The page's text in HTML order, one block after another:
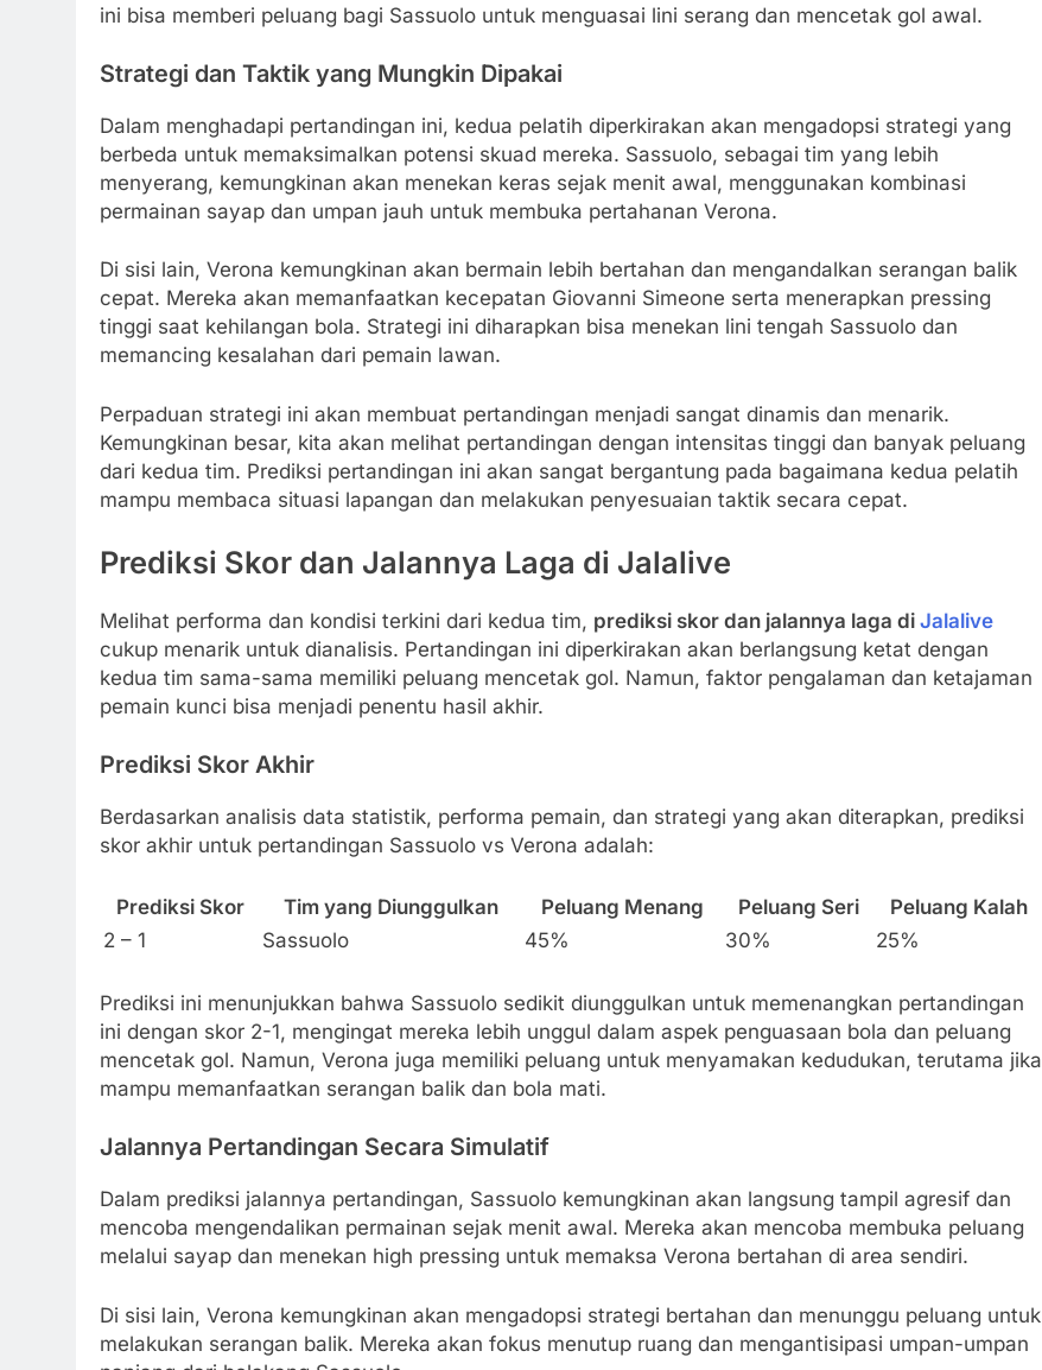
ini bisa memberi peluang bagi Sassuolo untuk menguasai lini serang dan mencetak gol awal.
Strategi dan Taktik yang Mungkin Dipakai
Dalam menghadapi pertandingan ini, kedua pelatih diperkirakan akan mengadopsi strategi yang
berbeda untuk memaksimalkan potensi skuad mereka. Sassuolo, sebagai tim yang lebih
menyerang, kemungkinan akan menekan keras sejak menit awal, menggunakan kombinasi
permainan sayap dan umpan jauh untuk membuka pertahanan Verona.
Di sisi lain, Verona kemungkinan akan bermain lebih bertahan dan mengandalkan serangan balik
cepat. Mereka akan memanfaatkan kecepatan Giovanni Simeone serta menerapkan pressing
tinggi saat kehilangan bola. Strategi ini diharapkan bisa menekan lini tengah Sassuolo dan
memancing kesalahan dari pemain lawan.
Perpaduan strategi ini akan membuat pertandingan menjadi sangat dinamis dan menarik.
Kemungkinan besar, kita akan melihat pertandingan dengan intensitas tinggi dan banyak peluang
dari kedua tim. Prediksi pertandingan ini akan sangat bergantung pada bagaimana kedua pelatih
mampu membaca situasi lapangan dan melakukan penyesuaian taktik secara cepat.
Prediksi Skor dan Jalannya Laga di Jalalive
Melihat performa dan kondisi terkini dari kedua tim, prediksi skor dan jalannya laga di Jalalive
cukup menarik untuk dianalisis. Pertandingan ini diperkirakan akan berlangsung ketat dengan
kedua tim sama-sama memiliki peluang mencetak gol. Namun, faktor pengalaman dan ketajaman
pemain kunci bisa menjadi penentu hasil akhir.
Prediksi Skor Akhir
Berdasarkan analisis data statistik, performa pemain, dan strategi yang akan diterapkan, prediksi
skor akhir untuk pertandingan Sassuolo vs Verona adalah:
Prediksi Skor Tim yang Diunggulkan Peluang Menang Peluang Seri
Peluang Kalah
2 – 1
Sassuolo 45% 30% 25%
Prediksi ini menunjukkan bahwa Sassuolo sedikit diunggulkan untuk memenangkan pertandingan
ini dengan skor 2-1, mengingat mereka lebih unggul dalam aspek penguasaan bola dan peluang
mencetak gol. Namun, Verona juga memiliki peluang untuk menyamakan kedudukan, terutama jika
mampu memanfaatkan serangan balik dan bola mati.
Jalannya Pertandingan Secara Simulatif
Dalam prediksi jalannya pertandingan, Sassuolo kemungkinan akan langsung tampil agresif dan
mencoba mengendalikan permainan sejak menit awal. Mereka akan mencoba membuka peluang
melalui sayap dan menekan high pressing untuk memaksa Verona bertahan di area sendiri.
Di sisi lain, Verona kemungkinan akan mengadopsi strategi bertahan dan menunggu peluang untuk
melakukan serangan balik. Mereka akan fokus menutup ruang dan mengantisipasi umpan-umpan